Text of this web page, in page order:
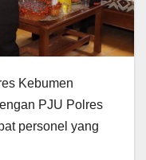
Kebumen
PJU Polres
personel yang